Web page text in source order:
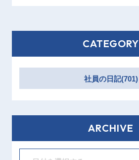
CATEGORY
社員の日記(701)
ARCHIVE